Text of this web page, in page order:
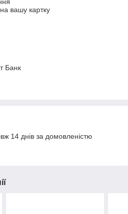
вашу картку
Банк
14 днів за домовленістю